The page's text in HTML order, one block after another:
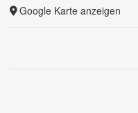
Google Karte anzeigen